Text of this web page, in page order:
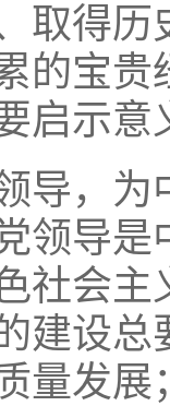
取得
的宝
启示意
导，
领导
社会
建设
量发